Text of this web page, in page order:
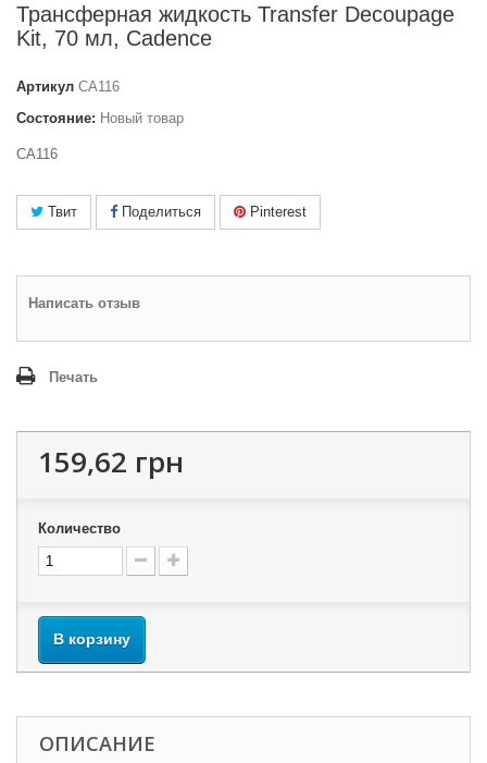
Трансферная жидкость Transfer Decoupage
Kit, 70 мл, Cadence
Артикул CA116
Состояние: Новый товар
CA116
Твит Поделиться Pinterest
Написать отзыв
Печать
159,62 грн
Количество
В корзину
ОПИСАНИЕ